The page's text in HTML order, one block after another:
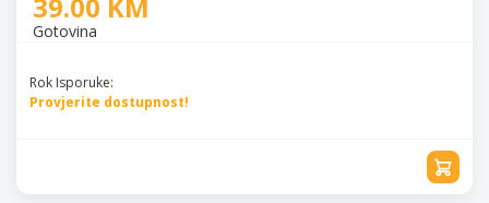
Gotovina
Rok Isporuke:
Provjerite dostupnost!